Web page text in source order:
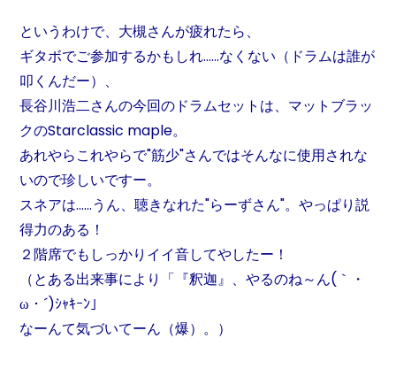
というわけで、大槻さんが疲れたら、
ギタボでご参加するかもしれ……なくない（ドラムは誰が
叩くんだー）、
長谷川浩二さんの今回のドラムセットは、マットブラッ
クのStarclassic maple。
あれやらこれやらで"筋少"さんではそんなに使用されな
いので珍しいですー。
スネアは……うん、聴きなれた"らーずさん"。やっぱり説
得力のある！
２階席でもしっかりイイ音してやしたー！
（とある出来事により「『釈迦』、やるのね～ん(｀・
ω・´)ｼｬｷｰﾝ」
なーんて気づいてーん（爆）。）